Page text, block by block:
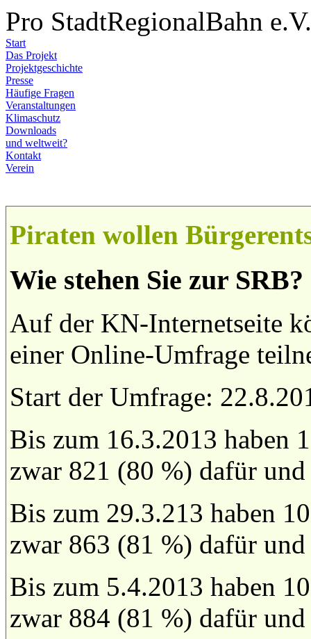
Pro StadtRegionalBahn e.V.
Start
Das Projekt
Projektgeschichte
Presse
Häufige Fragen
Veranstaltungen
Klimaschutz
Downloads
und weltweit?
Kontakt
Verein
Piraten wollen
Wie stehen Sie zur
Auf der KN-Internetseite
einer Online-Umfrage
Start der Umfrage:
Bis zum 16.3.2013 haben
zwar 821 (80 %) dafür
Bis zum 29.3.213 haben
zwar 863 (81 %) dafür
Bis zum 5.4.2013 haben
zwar 884 (81 %) dafür